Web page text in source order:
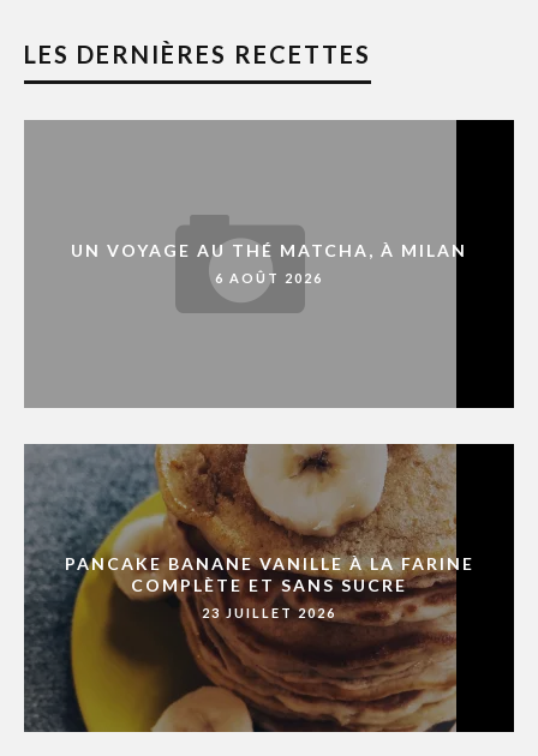
LES DERNIÈRES RECETTES
UN VOYAGE AU THÉ MATCHA, À MILAN
6 AOÛT 2026
PANCAKE BANANE VANILLE À LA FARINE
COMPLÈTE ET SANS SUCRE
23 JUILLET 2026